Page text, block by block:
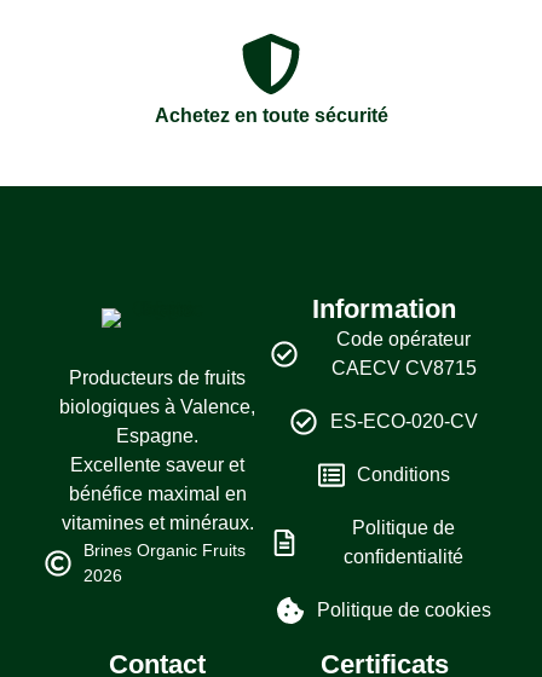
Achetez en toute sécurité
Producteurs de fruits
biologiques à Valence,
Espagne.
Excellente saveur et
bénéfice maximal en
vitamines et minéraux.
Brines Organic Fruits
2026
Information
Code opérateur
CAECV CV8715
ES-ECO-020-CV
Conditions
Politique de
confidentialité
Politique de cookies
Certificats
Contact